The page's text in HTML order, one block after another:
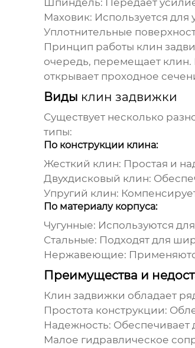
Шпиндель: Передает
Маховик: Используется
Уплотнительные
Принцип работы клин
очередь, перемещает клин.
открывает проходное
Виды клин задвижки
Существует несколько
типы:
По конструкции клина:
Жесткий клин: Простая и
Двухдисковый клин:
Упругий клин:
По материалу корпуса:
Чугунные: Используются
Стальные: Подходят для
Нержавеющие:
Преимущества и
Клин задвижки обладает
Простота конструкции:
Надежность:
Малое гидравлическое